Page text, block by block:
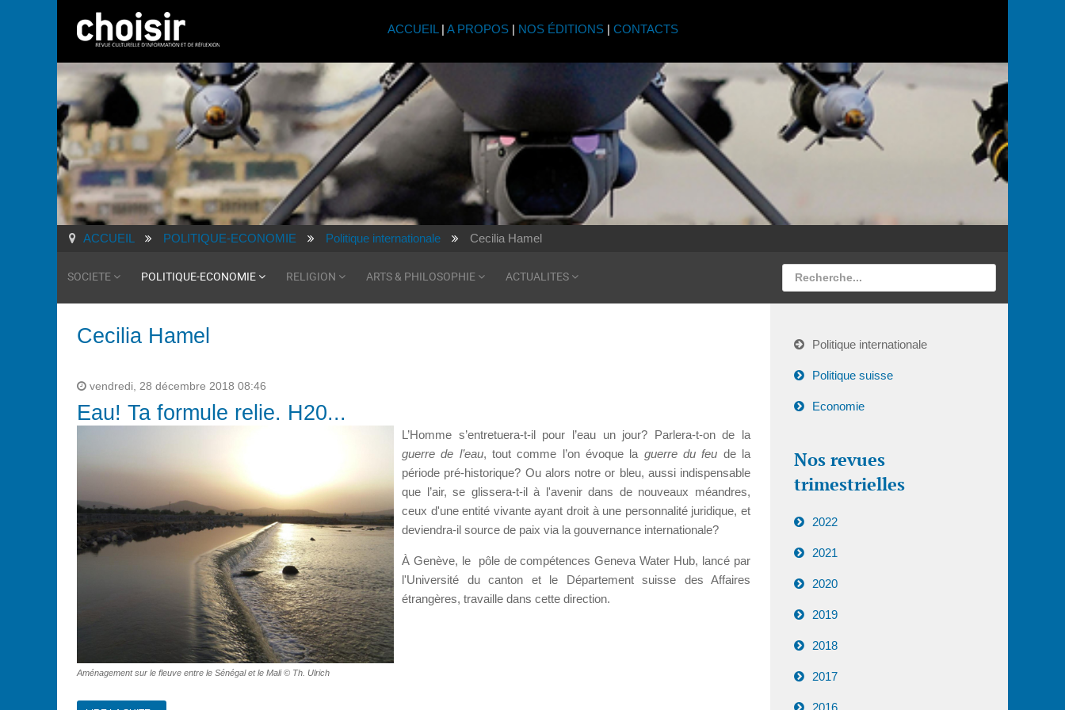
ACCUEIL | A PROPOS| NOS ÉDITIONS| CONTACTS
ACCUEIL POLITIQUE-ECONOMIE Politique internationale Cecilia Hamel
SOCIETE POLITIQUE-ECONOMIE RELIGION ARTS & PHILOSOPHIE ACTUALITES
Cecilia Hamel
vendredi, 28 décembre 2018 08:46
Eau! Ta formule relie. H20...
Aménagement sur le fleuve entre le Sénégal et le Mali © Th. Ulrich
L’Homme s’entretuera-t-il pour l’eau un jour? Parlera-t-on de la
guerre de l’eau, tout comme l’on évoque la guerre du feu de la
période pré-historique? Ou alors notre or bleu, aussi indispensable
que l’air, se glissera-t-il à l'avenir dans de nouveaux méandres,
ceux d'une entité vivante ayant droit à une personnalité juridique, et
deviendra-il source de paix via la gouvernance internationale?
À Genève, le pôle de compétences Geneva Water Hub, lancé par
l'Université du canton et le Département suisse des Affaires
étrangères, travaille dans cette direction.
Politique internationale
Politique suisse
Economie
Nos revues
trimestrielles
2022
2021
2020
2019
2018
2017
2016